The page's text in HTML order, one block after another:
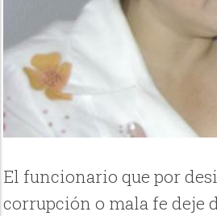
El funcionario que por
corrupción o mala fe deje